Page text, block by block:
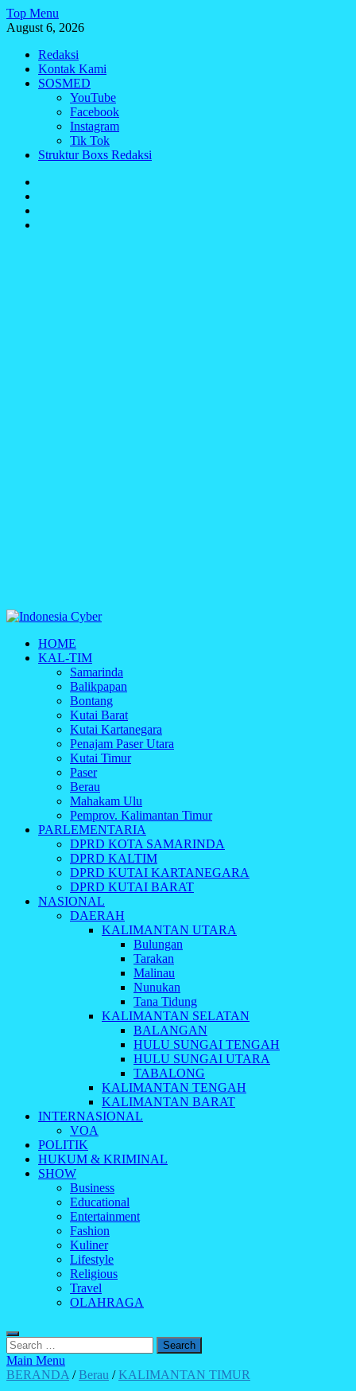
Skip
to
Top Menu
August 6, 2026
Redaksi
Kontak Kami
SOSMED
YouTube
Facebook
Instagram
Tik Tok
Struktur Boxs Redaksi
Indonesia Cyber
Media Cetak, Online & Streaming
HOME
KAL-TIM
Samarinda
Balikpapan
Bontang
Kutai Barat
Kutai Kartanegara
Penajam Paser Utara
Kutai Timur
Paser
Berau
Mahakam Ulu
Pemprov. Kalimantan Timur
PARLEMENTARIA
DPRD KOTA SAMARINDA
DPRD KALTIM
DPRD KUTAI KARTANEGARA
DPRD KUTAI BARAT
NASIONAL
DAERAH
KALIMANTAN UTARA
Bulungan
Tarakan
Malinau
Nunukan
Tana Tidung
KALIMANTAN SELATAN
BALANGAN
HULU SUNGAI TENGAH
HULU SUNGAI UTARA
TABALONG
KALIMANTAN TENGAH
KALIMANTAN BARAT
INTERNASIONAL
VOA
POLITIK
HUKUM & KRIMINAL
SHOW
Business
Educational
Entertainment
Fashion
Kuliner
Lifestyle
Religious
Travel
OLAHRAGA
Search
for:
Main Menu
BERANDA /Berau /KALIMANTAN TIMUR